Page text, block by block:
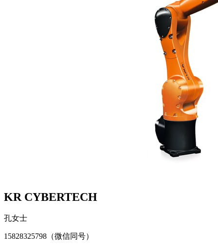
KR CYBERTECH
孔女士
15828325798（微信同号）